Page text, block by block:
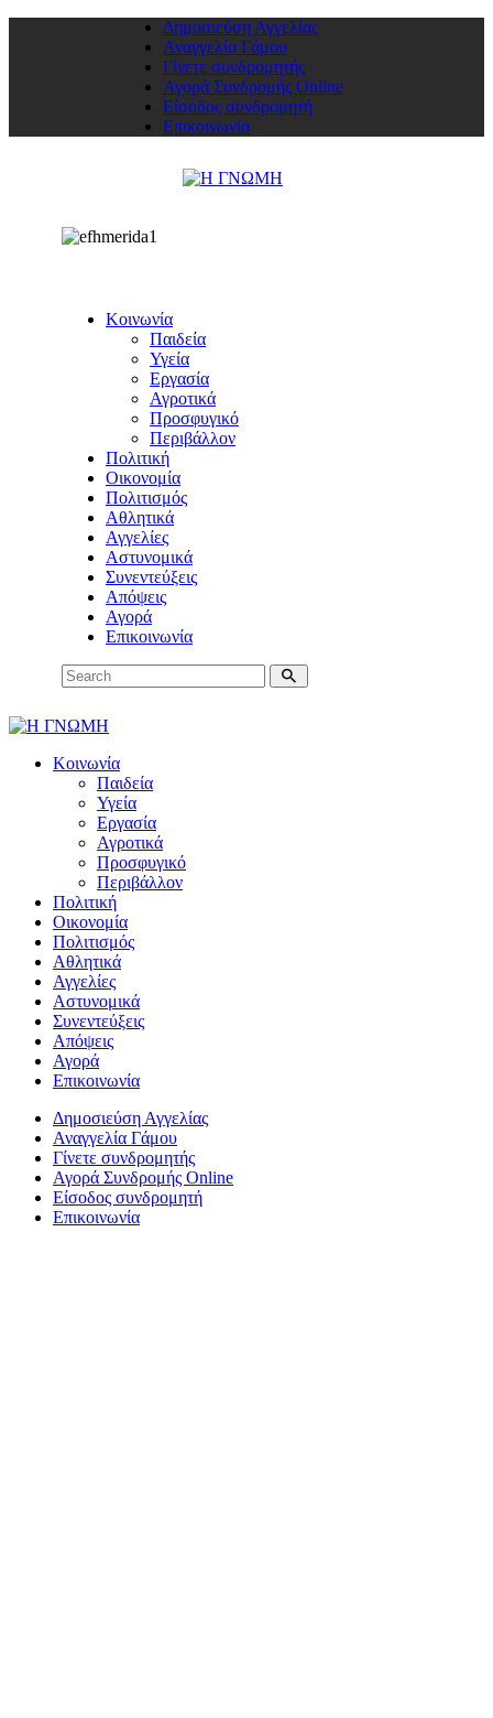
Δημοσιεύση Αγγελίας
Αναγγελία Γάμου
Γίνετε συνδρομητής
Αγορά Συνδρομής Online
Είσοδος συνδρομητή
Επικοινωνία
Κοινωνία
Παιδεία
Υγεία
Εργασία
Αγροτικά
Προσφυγικό
Περιβάλλον
Πολιτική
Οικονομία
Πολιτισμός
Αθλητικά
Αγγελίες
Αστυνομικά
Συνεντεύξεις
Απόψεις
Αγορά
Επικοινωνία
Κοινωνία
Παιδεία
Υγεία
Εργασία
Αγροτικά
Προσφυγικό
Περιβάλλον
Πολιτική
Οικονομία
Πολιτισμός
Αθλητικά
Αγγελίες
Αστυνομικά
Συνεντεύξεις
Απόψεις
Αγορά
Επικοινωνία
Δημοσιεύση Αγγελίας
Αναγγελία Γάμου
Γίνετε συνδρομητής
Αγορά Συνδρομής Online
Είσοδος συνδρομητή
Επικοινωνία